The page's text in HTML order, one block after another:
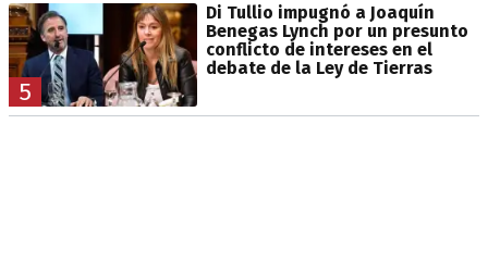
5
Di Tullio impugnó a Joaquín
Benegas Lynch por un presunto
conflicto de intereses en el
debate de la Ley de Tierras